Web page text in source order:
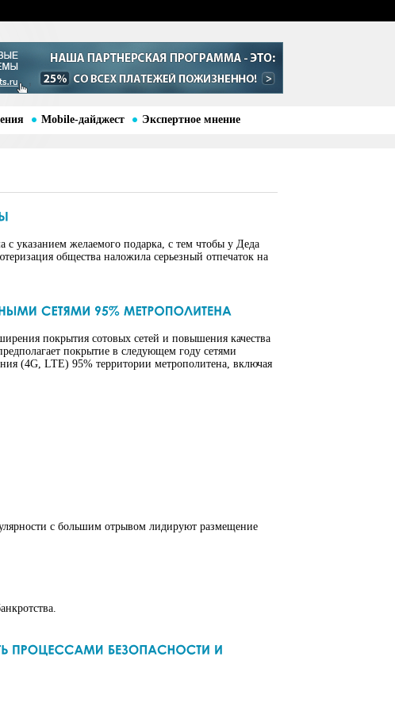
Mobile-дайджест Экспертное мнение
указанием желаемого подарка, с тем чтобы у Деда
общества наложила серьезный отпечаток на
покрытия сотовых сетей и повышения качества
покрытие в следующем году сетями
(4G, LTE) 95% территории метрополитена, включая
с большим отрывом лидируют размещение